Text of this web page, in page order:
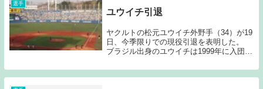
選手
ユウイチ引退
ヤクルトの松元ユウイチ外野手（34）が19
日、今季限りでの現役引退を表明した。
ブラジル出身のユウイチは1999年に入団。
240安打、打率2割6分3厘、11本塁打、115
打点。2013年にはブラジル代...